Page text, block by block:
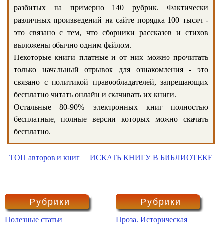
разбитых на примерно 140 рубрик. Фактически
различных произведений на сайте порядка 100 тысяч -
это связано с тем, что сборники рассказов и стихов
выложены обычно одним файлом.
Некоторые книги платные и от них можно прочитать
только начальный отрывок для ознакомления - это
связано с политикой правообладателей, запрещающих
бесплатно читать онлайн и скачивать их книги.
Остальные 80-90% электронных книг полностью
бесплатные, полные версии которых можно скачать
бесплатно.
ТОП авторов и книг ИСКАТЬ КНИГУ В БИБЛИОТЕКЕ
Рубрики
Полезные статьи
Рубрики
Проза. Историческая